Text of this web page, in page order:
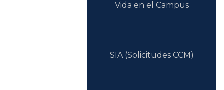
Vida en el Campus
SIA (Solicitudes CCM)